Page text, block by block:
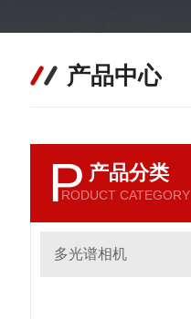
产品中心
P 产品分类
RODUCT CATEGORY
多光谱相机